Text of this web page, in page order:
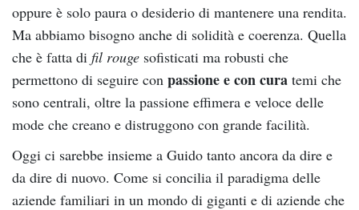
oppure è solo paura o desiderio di mantenere una rendita.
Ma abbiamo bisogno anche di solidità e coerenza. Quella
che è fatta di fil rouge sofisticati ma robusti che
permettono di seguire con passione e con cura temi che
sono centrali, oltre la passione effimera e veloce delle
mode che creano e distruggono con grande facilità.
Oggi ci sarebbe insieme a Guido tanto ancora da dire e
da dire di nuovo. Come si concilia il paradigma delle
aziende familiari in un mondo di giganti e di aziende che